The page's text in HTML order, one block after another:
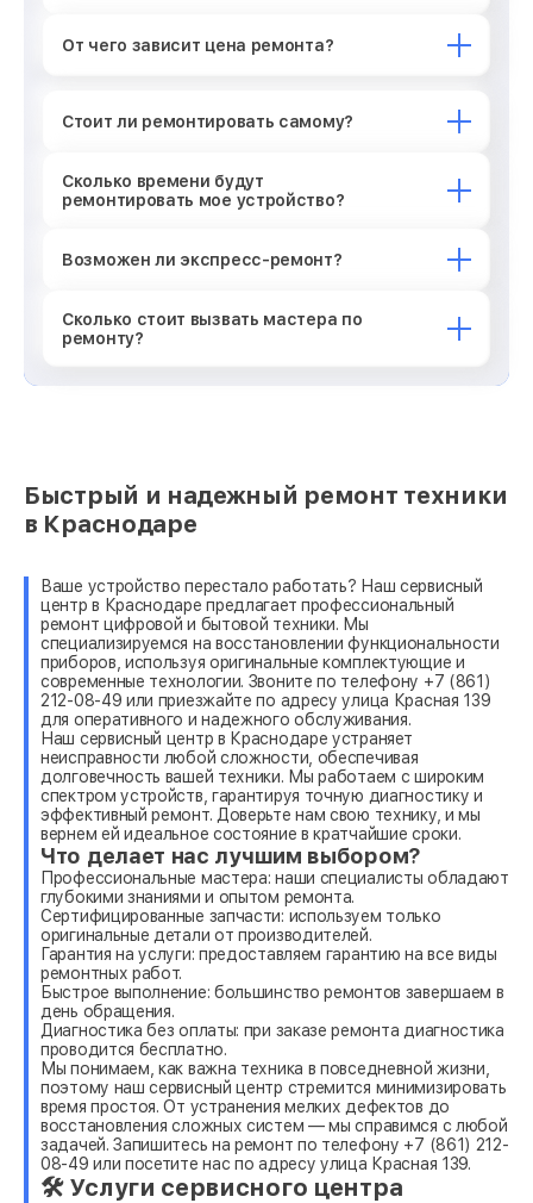
От чего зависит цена ремонта?
Стоит ли ремонтировать самому?
Сколько времени будут
ремонтировать мое устройство?
Возможен ли экспресс-ремонт?
Сколько стоит вызвать мастера по
ремонту?
Быстрый и надежный ремонт техники
в Краснодаре
Ваше устройство перестало работать? Наш сервисный
центр в Краснодаре предлагает профессиональный
ремонт цифровой и бытовой техники. Мы
специализируемся на восстановлении функциональности
приборов, используя оригинальные комплектующие и
современные технологии. Звоните по телефону +7 (861)
212-08-49 или приезжайте по адресу улица Красная 139
для оперативного и надежного обслуживания.
Наш сервисный центр в Краснодаре устраняет
неисправности любой сложности, обеспечивая
долговечность вашей техники. Мы работаем с широким
спектром устройств, гарантируя точную диагностику и
эффективный ремонт. Доверьте нам свою технику, и мы
вернем ей идеальное состояние в кратчайшие сроки.
Что делает нас лучшим выбором?
Профессиональные мастера: наши специалисты обладают
глубокими знаниями и опытом ремонта.
Сертифицированные запчасти: используем только
оригинальные детали от производителей.
Гарантия на услуги: предоставляем гарантию на все виды
ремонтных работ.
Быстрое выполнение: большинство ремонтов завершаем в
день обращения.
Диагностика без оплаты: при заказе ремонта диагностика
проводится бесплатно.
Мы понимаем, как важна техника в повседневной жизни,
поэтому наш сервисный центр стремится минимизировать
время простоя. От устранения мелких дефектов до
восстановления сложных систем — мы справимся с любой
задачей. Запишитесь на ремонт по телефону +7 (861) 212-
08-49 или посетите нас по адресу улица Красная 139.
🛠 Услуги сервисного центра